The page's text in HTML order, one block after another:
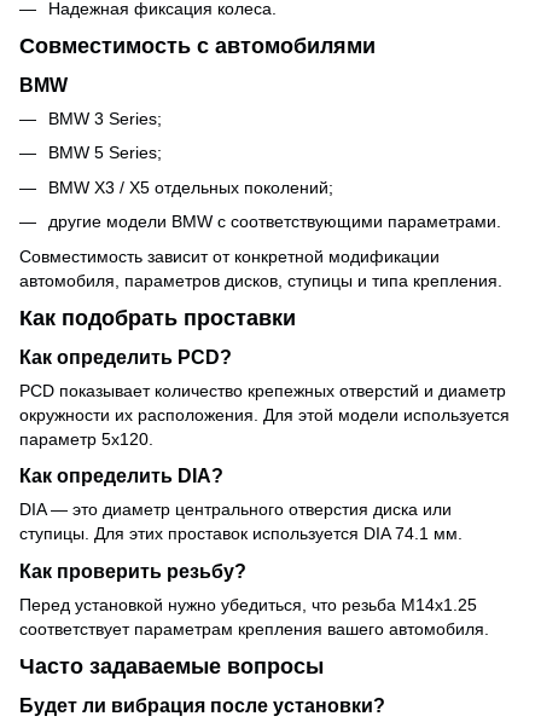
Надежная фиксация колеса.
Совместимость с автомобилями
BMW
BMW 3 Series;
BMW 5 Series;
BMW X3 / X5 отдельных поколений;
другие модели BMW с соответствующими параметрами.
Совместимость зависит от конкретной модификации
автомобиля, параметров дисков, ступицы и типа крепления.
Как подобрать проставки
Как определить PCD?
PCD показывает количество крепежных отверстий и диаметр
окружности их расположения. Для этой модели используется
параметр 5x120.
Как определить DIA?
DIA — это диаметр центрального отверстия диска или
ступицы. Для этих проставок используется DIA 74.1 мм.
Как проверить резьбу?
Перед установкой нужно убедиться, что резьба M14x1.25
соответствует параметрам крепления вашего автомобиля.
Часто задаваемые вопросы
Будет ли вибрация после установки?